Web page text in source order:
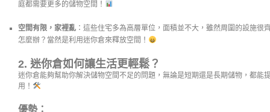
庭都需要更多的儲物空間！
空間有限，家裡亂 ：這些住宅多為高層單位，面積並不大，雖然周圍的設施很
怎麼辦？當然是利用迷你倉來釋放空間！
2. 迷你倉如何讓生活更輕鬆？
迷你倉能夠幫助你解決儲物空間不足的問題，無論是短期還是長期儲物，都能
用！
優勢：